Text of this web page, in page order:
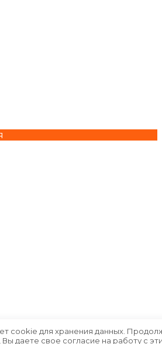
cookie для хранения данных.
Вы даете свое согласие на работу с